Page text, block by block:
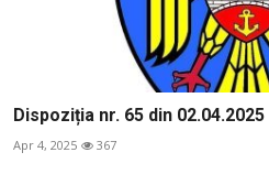
Dispoziția nr. 65 din
Apr 4, 2025 367